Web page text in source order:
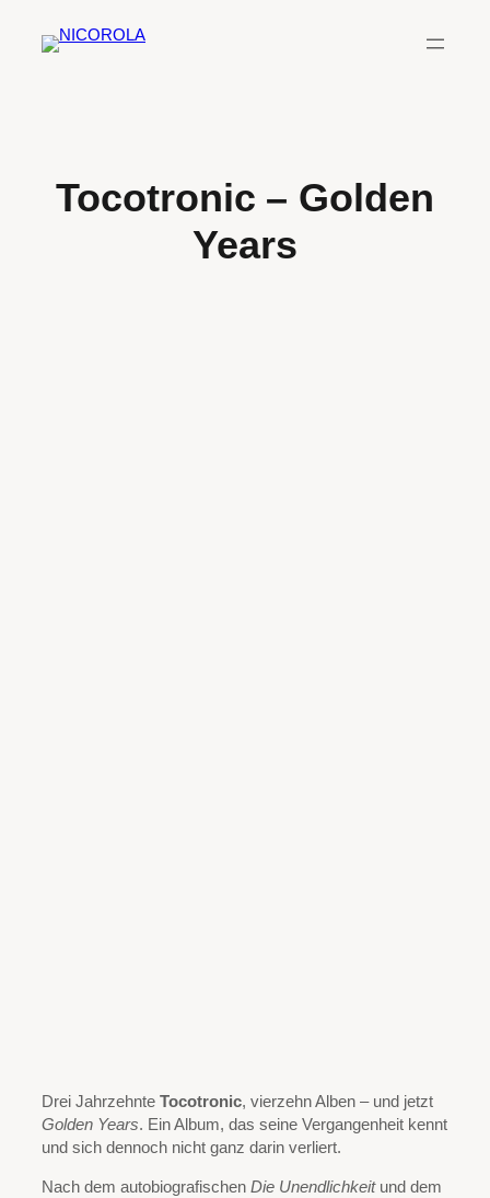
Inhalt
Tocotronic – Golden
Years
Drei Jahrzehnte Tocotronic, vierzehn Alben – und jetzt
Golden Years. Ein Album, das seine Vergangenheit kennt
und sich dennoch nicht ganz darin verliert.
Nach dem autobiografischen Die Unendlichkeitund dem